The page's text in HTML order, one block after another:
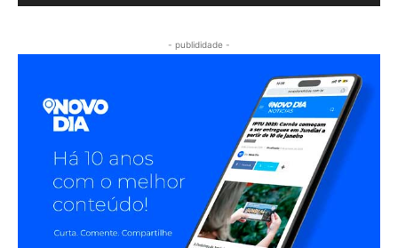
- publididade -